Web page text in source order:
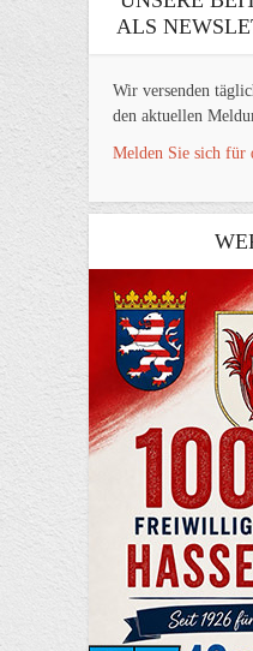
ALS
Wir versenden
den aktuellen
Melden Sie sich für